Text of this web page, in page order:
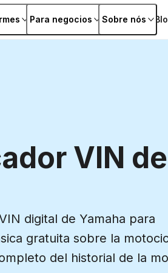
Para negocios Sobre nós
VIN de
digital de Yamaha para
gratuita sobre la
del historial de la